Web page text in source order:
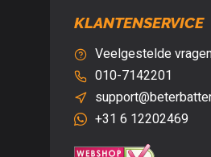
KLANTENSERVICE
Veelgestelde
010-7142201
+31 6 12202469